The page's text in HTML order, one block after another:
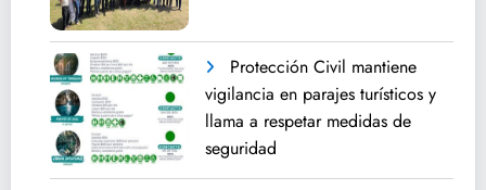
Protección Civil mantiene
vigilancia en parajes turísticos y
llama a respetar medidas de
seguridad